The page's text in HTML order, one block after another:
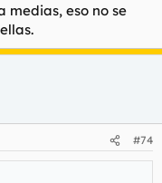
medias, eso no se
#74